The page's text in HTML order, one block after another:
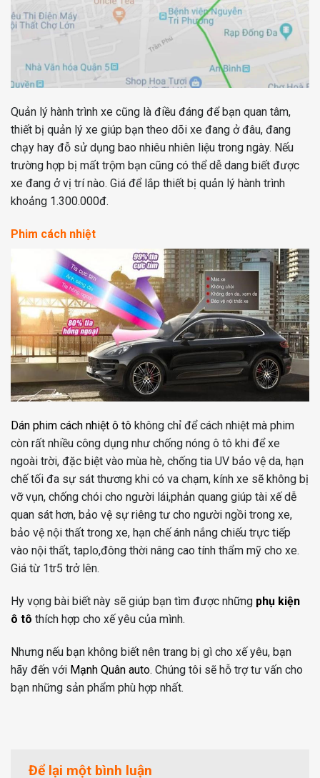
Quản lý hành trình xe cũng là điều đáng để bạn quan tâm,
thiết bị quản lý xe giúp bạn theo dõi xe đang ở đâu, đang
chạy hay đỗ sử dụng bao nhiêu nhiên liệu trong ngày. Nếu
trường hợp bị mất trộm bạn cũng có thể dễ dang biết được
xe đang ở vị trí nào. Giá để lắp thiết bị quản lý hành trình
khoảng 1.300.000đ.
Phim cách nhiệt
Dán phim cách nhiệt ô tô không chỉ để cách nhiệt mà phim
còn rất nhiều công dụng như chống nóng ô tô khi để xe
ngoài trời, đặc biệt vào mùa hè, chống tia UV bảo vệ da, hạn
chế tối đa sự sát thương khi có va chạm, kính xe sẽ không bị
vỡ vụn, chống chói cho người lái,phản quang giúp tài xế dễ
quan sát hơn, bảo vệ sự riêng tư cho người ngồi trong xe,
bảo vệ nội thất trong xe, hạn chế ánh nắng chiếu trực tiếp
vào nội thất, taplo,đông thời nâng cao tính thẩm mỹ cho xe.
Giá từ 1tr5 trở lên.
Hy vọng bài biết này sẽ giúp bạn tìm được những phụ kiện
ô tô thích hợp cho xế yêu của mình.
Nhưng nếu bạn không biết nên trang bị gì cho xế yêu, bạn
hãy đến với Mạnh Quân auto. Chúng tôi sẽ hỗ trợ tư vấn cho
bạn những sản phẩm phù hợp nhất.
Để lại một bình luận